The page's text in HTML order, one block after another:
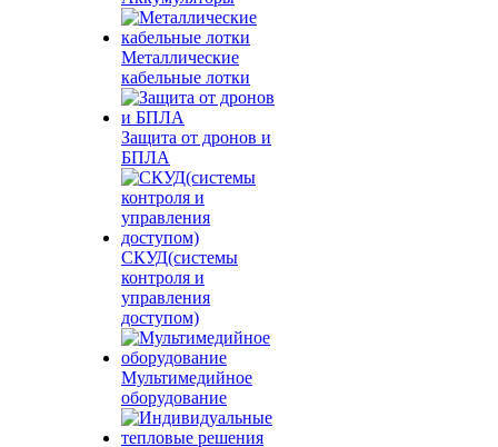
Металлические
кабельные лотки
Защита от дронов и
БПЛА
СКУД(системы
контроля и
управления
доступом)
Мультимедийное
оборудование